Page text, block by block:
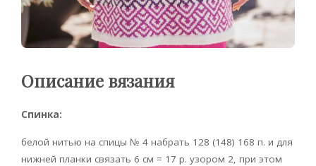
Описание вязания
Спинка:
белой нитью на спицы № 4 набрать 128 (148) 168 п. и для
нижней планки связать 6 см = 17 р. узором 2, при этом